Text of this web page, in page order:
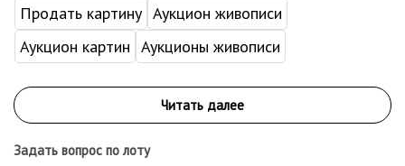
Продать картину Аукцион живописи
Аукцион картин Аукционы живописи
Задать вопрос по лоту